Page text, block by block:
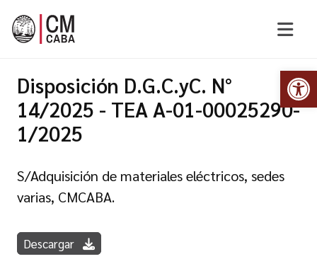
Disposición D.G.C.yC. N°
14/2025 - TEA A-01-00025290-
1/2025
S/Adquisición de materiales eléctricos, sedes
varias, CMCABA.
Descargar